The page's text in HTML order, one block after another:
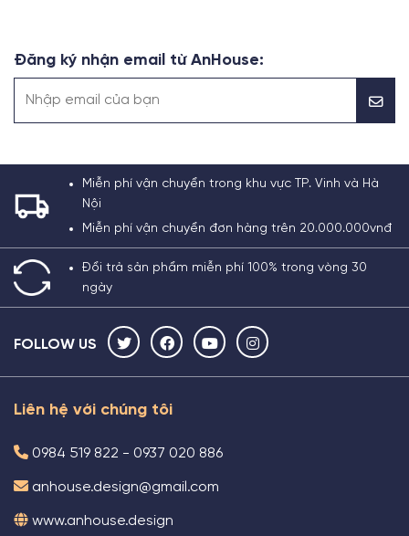
Đăng ký nhận email từ AnHouse:
Miễn phí vận chuyển trong khu vực TP. Vinh và Hà
Nội
Miễn phí vận chuyển đơn hàng trên 20.000.000vnđ
Đổi trả sản phẩm miễn phí 100% trong vòng 30
ngày
FOLLOW US
Liên hệ với chúng tôi
0984 519 822 - 0937 020 886
anhouse.design@gmail.com
www.anhouse.design